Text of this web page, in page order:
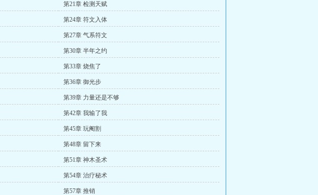
第21章 检测天赋
第24章 符文入体
第27章 气系符文
第30章 半年之约
第33章 烧焦了
第36章 御光步
第39章 力量还是不够
第42章 我输了我
第45章 玩阉割
第48章 留下来
第51章 神木圣术
第54章 治疗秘术
第57章 推销